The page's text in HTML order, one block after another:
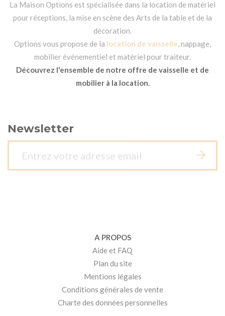
La Maison Options est spécialisée dans la location de matériel
pour réceptions, la mise en scène des Arts de la table et de la
décoration.
Options vous propose de la location de vaisselle, nappage,
mobilier événementiel et matériel pour traiteur.
Découvrez l'ensemble de notre offre de vaisselle et de
mobilier à la location.
Newsletter
A PROPOS
Aide et FAQ
Plan du site
Mentions légales
Conditions générales de vente
Charte des données personnelles